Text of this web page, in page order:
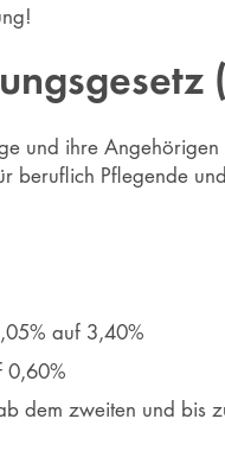
und ihre
beruflich Pflegende
auf 3,40%
0,60%
dem zweiten und bis